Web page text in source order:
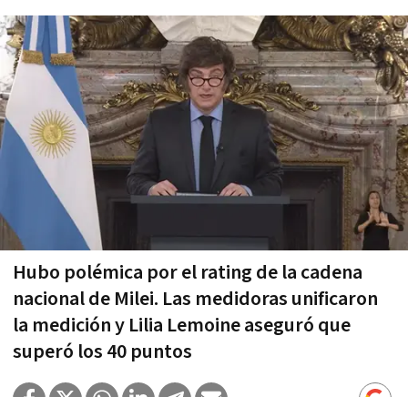
Hubo polémica por el rating de la cadena
nacional de Milei. Las medidoras unificaron
la medición y Lilia Lemoine aseguró que
superó los 40 puntos